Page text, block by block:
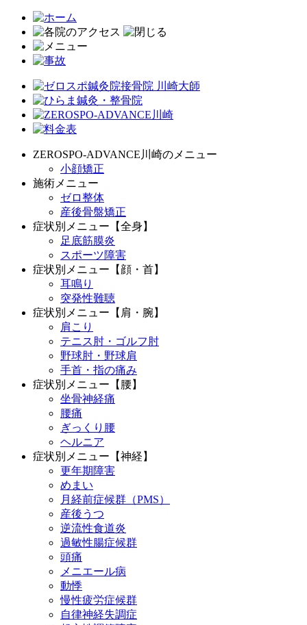
ZEROSPO-ADVANCE川崎のメニュー
小顔矯正
施術メニュー
ゼロ整体
産後骨盤矯正
症状別メニュー【全身】
足底筋膜炎
スポーツ障害
症状別メニュー【顔・首】
耳鳴り
突発性難聴
症状別メニュー【肩・腕】
肩こり
テニス肘・ゴルフ肘
野球肘・野球肩
手首・指の痛み
症状別メニュー【腰】
坐骨神経痛
腰痛
ぎっくり腰
ヘルニア
症状別メニュー【神経】
更年期障害
めまい
月経前症候群（PMS）
産後うつ
逆流性食道炎
過敏性腸症候群
頭痛
メニエール病
動悸
慢性疲労症候群
自律神経失調症